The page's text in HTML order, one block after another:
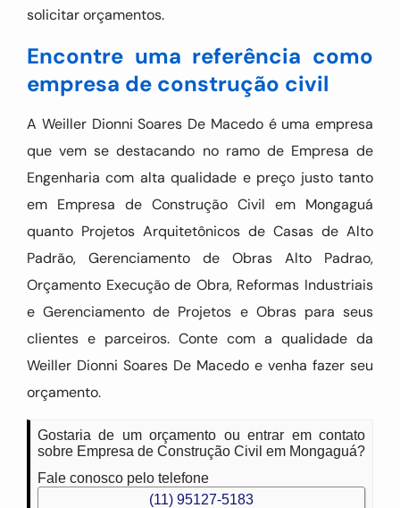
solicitar orçamentos.
Encontre uma referência como
empresa de construção civil
A Weiller Dionni Soares De Macedo é uma empresa
que vem se destacando no ramo de Empresa de
Engenharia com alta qualidade e preço justo tanto
em Empresa de Construção Civil em Mongaguá
quanto Projetos Arquitetônicos de Casas de Alto
Padrão, Gerenciamento de Obras Alto Padrao,
Orçamento Execução de Obra, Reformas Industriais
e Gerenciamento de Projetos e Obras para seus
clientes e parceiros. Conte com a qualidade da
Weiller Dionni Soares De Macedo e venha fazer seu
orçamento.
Gostaria de um orçamento ou entrar em contato
sobre Empresa de Construção Civil em Mongaguá?
Fale conosco pelo telefone
(11) 95127-5183